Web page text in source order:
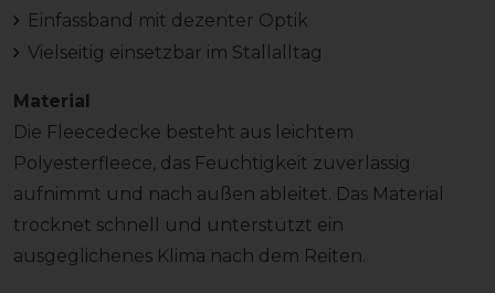
Einfassband mit dezenter Optik
Vielseitig einsetzbar im Stallalltag
Material
Die Fleecedecke besteht aus leichtem
Polyesterfleece, das Feuchtigkeit zuverlässig
aufnimmt und nach außen ableitet. Das Material
trocknet schnell und unterstützt ein
ausgeglichenes Klima nach dem Reiten.